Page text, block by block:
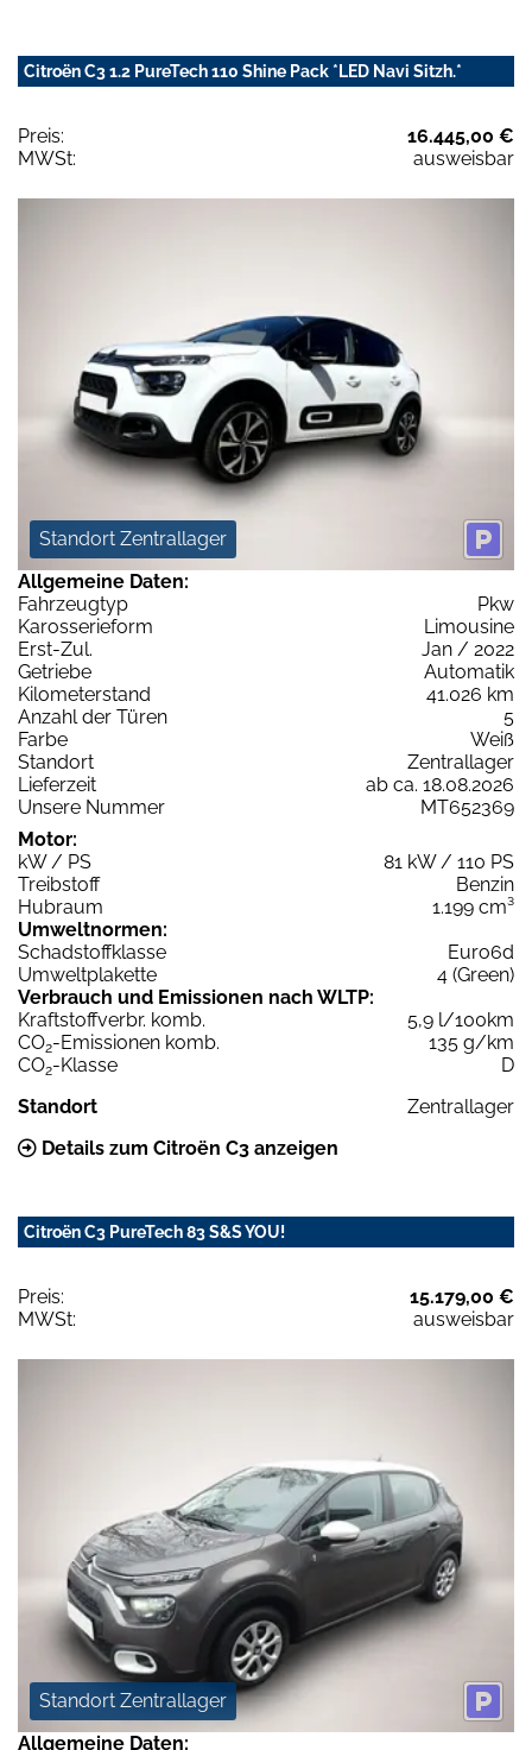
Citroën C3 1.2 PureTech 110 Shine Pack *LED Navi Sitzh.*
Preis:
16.445,00 €
MWSt:
ausweisbar
Standort Zentrallager
Allgemeine Daten:
Fahrzeugtyp
Pkw
Karosserieform
Limousine
Erst-Zul.
Jan / 2022
Getriebe
Automatik
Kilometerstand
41.026 km
Anzahl der Türen
5
Farbe
Weiß
Standort
Zentrallager
Lieferzeit
ab ca. 18.08.2026
Unsere Nummer
MT652369
Motor:
kW / PS
81 kW / 110 PS
Treibstoff
Benzin
Hubraum
1.199 cm³
Umweltnormen:
Schadstoffklasse
Euro6d
Umweltplakette
4 (Green)
Verbrauch und Emissionen nach WLTP:
Kraftstoffverbr. komb.
5,9 l/100km
CO2-Emissionen komb.
135 g/km
CO2-Klasse
D
Standort
Zentrallager
Details zum Citroën C3 anzeigen
Citroën C3 PureTech 83 S&S YOU!
Preis:
15.179,00 €
MWSt:
ausweisbar
Standort Zentrallager
Allgemeine Daten: